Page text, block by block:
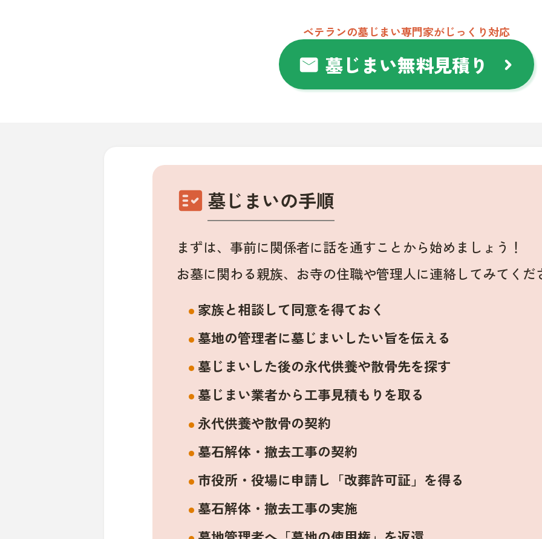
ベテランの墓じまい専門家がじっくり対応
mail 墓じまい無料見積り chevron_right
fact_check 墓じまいの手順
まずは、事前に関係者に話を通すことから始めましょう！
お墓に関わる親族、お寺の住職や管理人に連絡してみてくだ
家族と相談して同意を得ておく
墓地の管理者に墓じまいしたい旨を伝える
墓じまいした後の永代供養や散骨先を探す
墓じまい業者から工事見積もりを取る
永代供養や散骨の契約
墓石解体・撤去工事の契約
市役所・役場に申請し「改葬許可証」を得る
墓石解体・撤去工事の実施